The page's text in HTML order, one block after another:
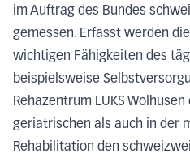
im Auftrag des Bundes
gemessen. Erfasst werden
wichtigen Fähigkeiten des
beispielsweise
Rehazentrum LUKS
geriatrischen als auch in der
Rehabilitation den